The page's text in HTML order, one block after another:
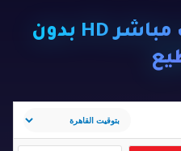
مباريات اليوم بث مباشر HD بدون